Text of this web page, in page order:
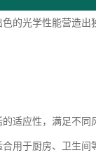
的光学性能营造出
适应性，满足不同
用于厨房、卫生间